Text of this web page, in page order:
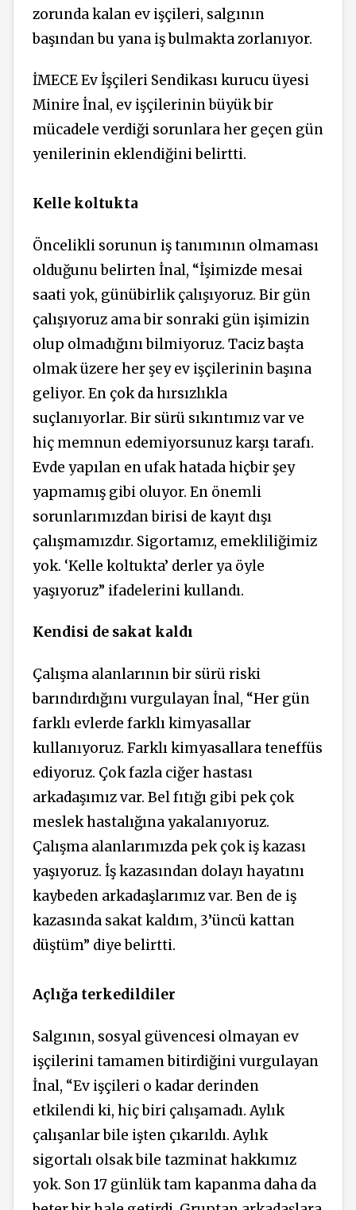
zorunda kalan ev işçileri, salgının
başından bu yana iş bulmakta zorlanıyor.
İMECE Ev İşçileri Sendikası kurucu üyesi
Minire İnal, ev işçilerinin büyük bir
mücadele verdiği sorunlara her geçen gün
yenilerinin eklendiğini belirtti.
Kelle koltukta
Öncelikli sorunun iş tanımının olmaması
olduğunu belirten İnal, “İşimizde mesai
saati yok, günübirlik çalışıyoruz. Bir gün
çalışıyoruz ama bir sonraki gün işimizin
olup olmadığını bilmiyoruz. Taciz başta
olmak üzere her şey ev işçilerinin başına
geliyor. En çok da hırsızlıkla
suçlanıyorlar. Bir sürü sıkıntımız var ve
hiç memnun edemiyorsunuz karşı tarafı.
Evde yapılan en ufak hatada hiçbir şey
yapmamış gibi oluyor. En önemli
sorunlarımızdan birisi de kayıt dışı
çalışmamızdır. Sigortamız, emekliliğimiz
yok. ‘Kelle koltukta’ derler ya öyle
yaşıyoruz” ifadelerini kullandı.
Kendisi de sakat kaldı
Çalışma alanlarının bir sürü riski
barındırdığını vurgulayan İnal, “Her gün
farklı evlerde farklı kimyasallar
kullanıyoruz. Farklı kimyasallara teneffüs
ediyoruz. Çok fazla ciğer hastası
arkadaşımız var. Bel fıtığı gibi pek çok
meslek hastalığına yakalanıyoruz.
Çalışma alanlarımızda pek çok iş kazası
yaşıyoruz. İş kazasından dolayı hayatını
kaybeden arkadaşlarımız var. Ben de iş
kazasında sakat kaldım, 3’üncü kattan
düştüm” diye belirtti.
Açlığa terkedildiler
Salgının, sosyal güvencesi olmayan ev
işçilerini tamamen bitirdiğini vurgulayan
İnal, “Ev işçileri o kadar derinden
etkilendi ki, hiç biri çalışamadı. Aylık
çalışanlar bile işten çıkarıldı. Aylık
sigortalı olsak bile tazminat hakkımız
yok. Son 17 günlük tam kapanma daha da